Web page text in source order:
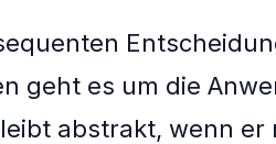
geht es um die
abstrakt, wenn